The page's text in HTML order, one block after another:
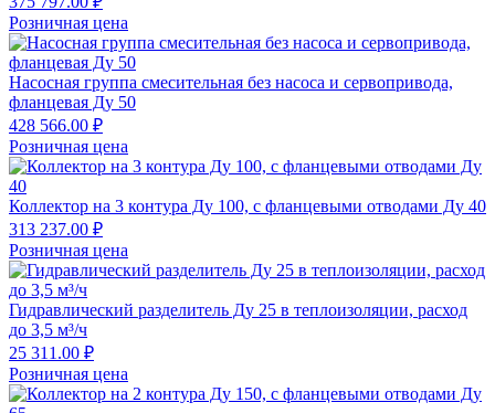
Розничная цена
Насосная группа смесительная без насоса и сервопривода,
фланцевая Ду 50
428 566.00 ₽
Розничная цена
Коллектор на 3 контура Ду 100, с фланцевыми отводами Ду 40
313 237.00 ₽
Розничная цена
Гидравлический разделитель Ду 25 в теплоизоляции, расход
до 3,5 м³/ч
25 311.00 ₽
Розничная цена